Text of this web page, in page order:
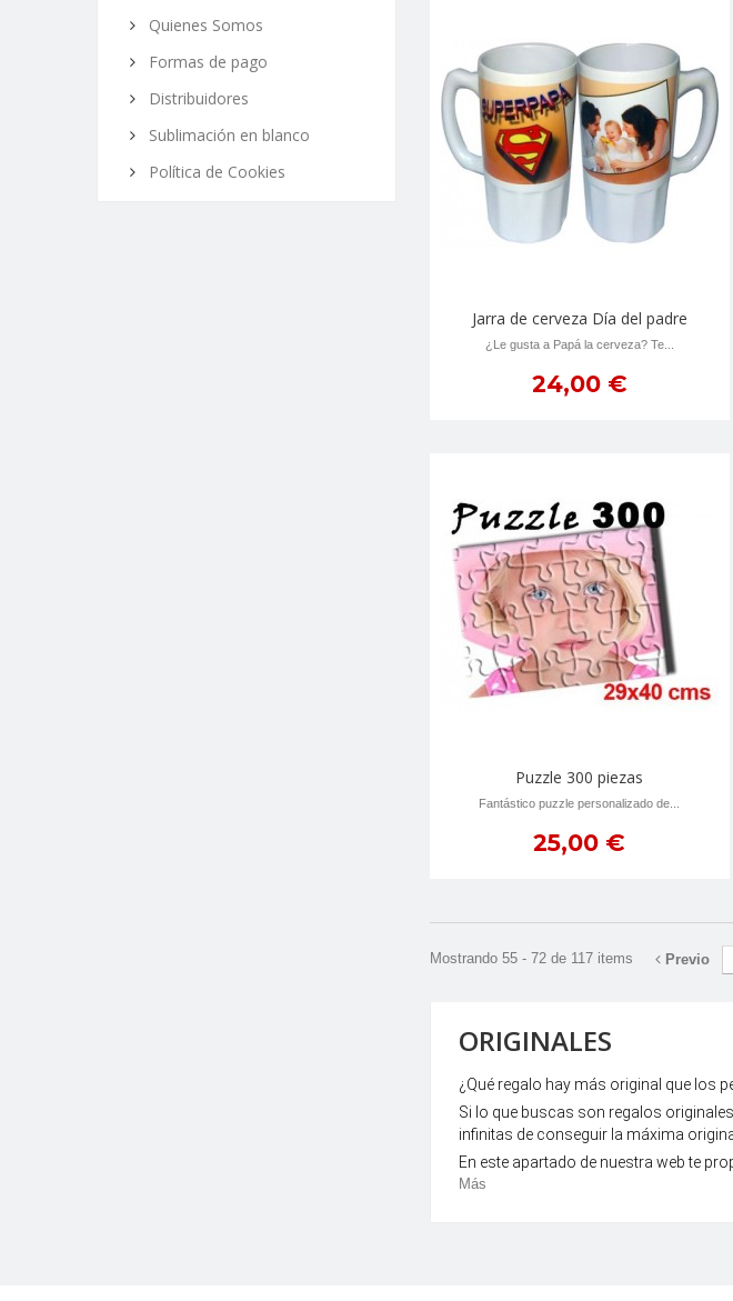
Quienes Somos
Formas de pago
Distribuidores
Sublimación en blanco
Política de Cookies
Jarra de cerveza Día del padre
¿Le gusta a Papá la cerveza? Te...
24,00 €
Puzzle 300 piezas
Fantástico puzzle personalizado de...
25,00 €
Previo
Mostrando 55 - 72 de 117 items
ORIGINALES
¿Qué regalo hay más original que los
Si lo que buscas son regalos
infinitas de conseguir la máxima
En este apartado de nuestra web te
Más